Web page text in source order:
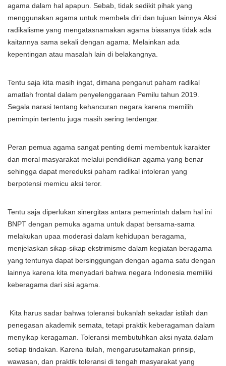
agama dalam hal apapun. Sebab, tidak sedikit pihak yang
menggunakan agama untuk membela diri dan tujuan lainnya.Aksi
radikalisme yang mengatasnamakan agama biasanya tidak ada
kaitannya sama sekali dengan agama. Melainkan ada
kepentingan atau masalah lain di belakangnya.
Tentu saja kita masih ingat, dimana penganut paham radikal
amatlah frontal dalam penyelenggaraan Pemilu tahun 2019.
Segala narasi tentang kehancuran negara karena memilih
pemimpin tertentu juga masih sering terdengar.
Peran pemua agama sangat penting demi membentuk karakter
dan moral masyarakat melalui pendidikan agama yang benar
sehingga dapat mereduksi paham radikal intoleran yang
berpotensi memicu aksi teror.
Tentu saja diperlukan sinergitas antara pemerintah dalam hal ini
BNPT dengan pemuka agama untuk dapat bersama-sama
melakukan upaa moderasi dalam kehidupan beragama,
menjelaskan sikap-sikap ekstrimisme dalam kegiatan beragama
yang tentunya dapat bersinggungan dengan agama satu dengan
lainnya karena kita menyadari bahwa negara Indonesia memiliki
keberagama dari sisi agama.
Kita harus sadar bahwa toleransi bukanlah sekadar istilah dan
penegasan akademik semata, tetapi praktik keberagaman dalam
menyikap keragaman. Toleransi membutuhkan aksi nyata dalam
setiap tindakan. Karena itulah, mengarusutamakan prinsip,
wawasan, dan praktik toleransi di tengah masyarakat yang